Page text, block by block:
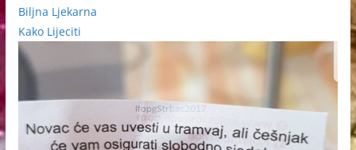
Biljna Ljekarna
Kako Lijeciti